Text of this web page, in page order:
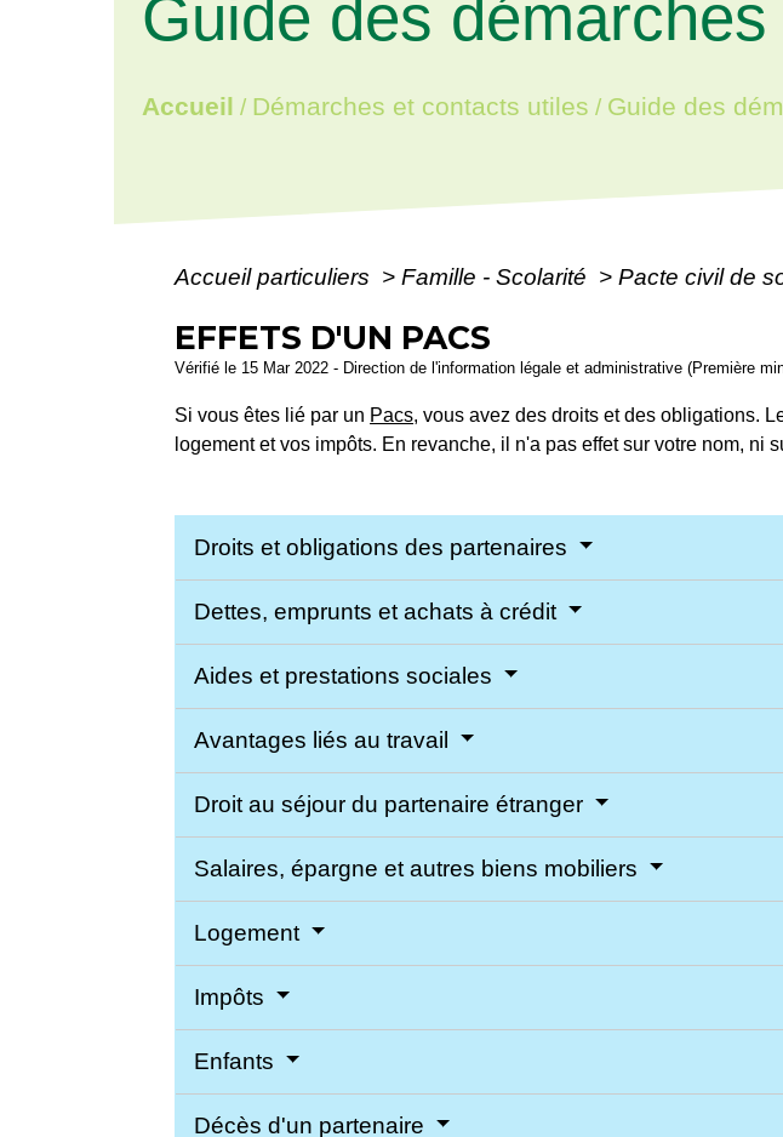
Guide des démarches
Accueil / Démarches et contacts utiles / Guide des
Accueil particuliers > Famille - Scolarité > Pacte civil de
EFFETS D'UN PACS
Vérifié le 15 Mar 2022 - Direction de l'information légale et administrative (Première
Si vous êtes lié par un Pacs, vous avez des droits et des obligations.
logement et vos impôts. En revanche, il n'a pas effet sur votre nom, ni
Droits et obligations des partenaires
Dettes, emprunts et achats à crédit
Aides et prestations sociales
Avantages liés au travail
Droit au séjour du partenaire étranger
Salaires, épargne et autres biens mobiliers
Logement
Impôts
Enfants
Décès d'un partenaire